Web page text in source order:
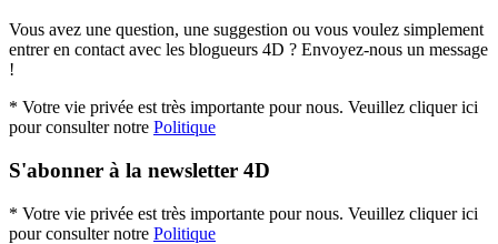
Vous avez une question, une suggestion ou vous voulez simplement
entrer en contact avec les blogueurs 4D ? Envoyez-nous un message
!
* Votre vie privée est très importante pour nous. Veuillez cliquer ici
pour consulter notre Politique
S'abonner à la newsletter 4D
* Votre vie privée est très importante pour nous. Veuillez cliquer ici
pour consulter notre Politique